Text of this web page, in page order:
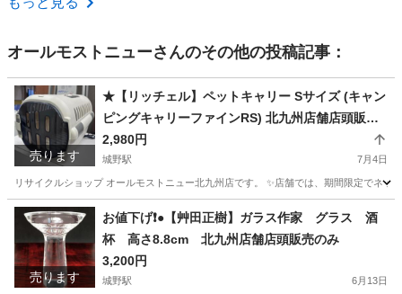
オールモストニューさんのその他の投稿記事：
売ります
★【リッチェル】ペットキャリー Sサイズ (キャン
ピングキャリーファインRS) 北九州店舗店頭販売
のみ
2,980円
城野駅 7月4日
リサイクルショップ オールモストニュー北九州店です。 ✨️店舗では、期間限定でネ
福岡 北九州市 城野駅 その他 商品
売ります
お値下げ❗️●【艸田正樹】ガラス作家 グラス 酒
杯 高さ8.8cm 北九州店舗店頭販売のみ
3,200円
城野駅 6月13日